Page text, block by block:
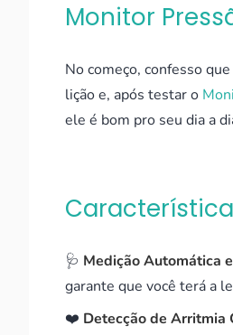
Monitor
No começo, confesso
lição e, após testar o
ele é bom pro seu dia a
🩺 Medição Automática
garante que você terá a
❤️ Detecção de Arritmia